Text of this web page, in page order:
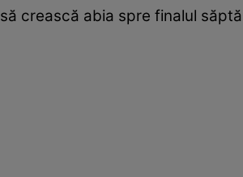
să crească abia spre finalul